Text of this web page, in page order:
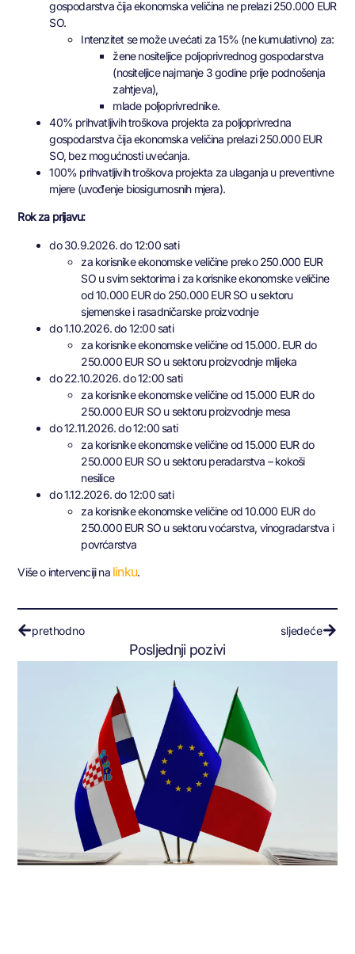
gospodarstva čija ekonomska veličina ne prelazi 250.000 EUR
SO.
Intenzitet se može uvećati za 15% (ne kumulativno) za:
žene nositeljice poljoprivrednog gospodarstva
(nositeljice najmanje 3 godine prije podnošenja
zahtjeva),
mlade poljoprivrednike.
40% prihvatljivih troškova projekta za poljoprivredna
gospodarstva čija ekonomska veličina prelazi 250.000 EUR
SO, bez mogućnosti uvećanja.
100% prihvatljivih troškova projekta za ulaganja u preventivne
mjere (uvođenje biosigurnosnih mjera).
Rok za prijavu:
do 30.9.2026. do 12:00 sati
za korisnike ekonomske veličine preko 250.000 EUR
SO u svim sektorima i za korisnike ekonomske veličine
od 10.000 EUR do 250.000 EUR SO u sektoru
sjemenske i rasadničarske proizvodnje
do 1.10.2026. do 12:00 sati
za korisnike ekonomske veličine od 15.000. EUR do
250.000 EUR SO u sektoru proizvodnje mlijeka
do 22.10.2026. do 12:00 sati
za korisnike ekonomske veličine od 15.000 EUR do
250.000 EUR SO u sektoru proizvodnje mesa
do 12.11.2026. do 12:00 sati
za korisnike ekonomske veličine od 15.000 EUR do
250.000 EUR SO u sektoru peradarstva – kokoši
nesilice
do 1.12.2026. do 12:00 sati
za korisnike ekonomske veličine od 10.000 EUR do
250.000 EUR SO u sektoru voćarstva, vinogradarstva i
povrćarstva
Više o intervenciji na linku.
prethodno sljedeće
Posljednji pozivi